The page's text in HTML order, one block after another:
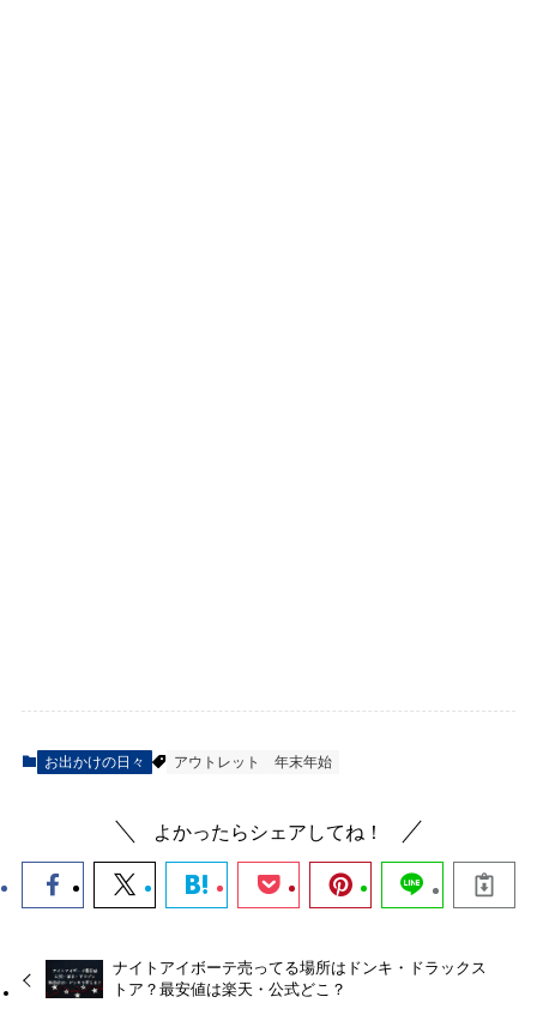
お出かけの日々 アウトレット 年末年始
よかったらシェアしてね！
ナイトアイボーテ売ってる場所はドンキ・ドラックス
トア？最安値は楽天・公式どこ？